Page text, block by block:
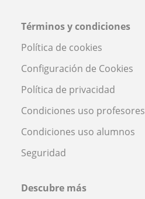
Términos y condiciones
Política de cookies
Configuración de Cookies
Política de privacidad
Condiciones uso profesores
Condiciones uso alumnos
Seguridad
Descubre más